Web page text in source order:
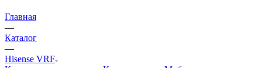
Главная
—
Каталог
—
Hisense VRF